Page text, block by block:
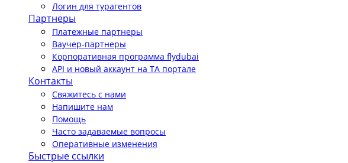
Логин для турагентов
Партнеры
Платежные партнеры
Ваучер-партнеры
Корпоративная программа flydubai
API и новый аккаунт на TA портале
Контакты
Свяжитесь с нами
Напишите нам
Помощь
Часто задаваемые вопросы
Оперативные изменения
Быстрые ссылки